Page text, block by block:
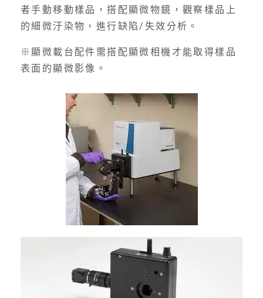
者手動移動樣品，搭配顯微物鏡，觀察樣品上
的細微汙染物，進行缺陷/失效分析。
※顯微載台配件需搭配顯微相機才能取得樣品
表面的顯微影像。